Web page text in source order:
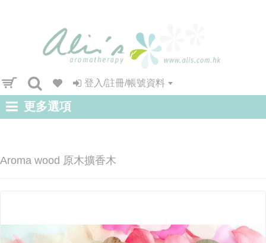
登入/註冊/帳號資料
更多選項
Aroma wood 原木擴香木